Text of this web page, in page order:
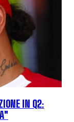
IN Q2: